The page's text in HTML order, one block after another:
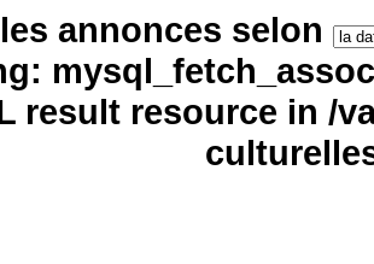
annonces selon
:
result resource in /